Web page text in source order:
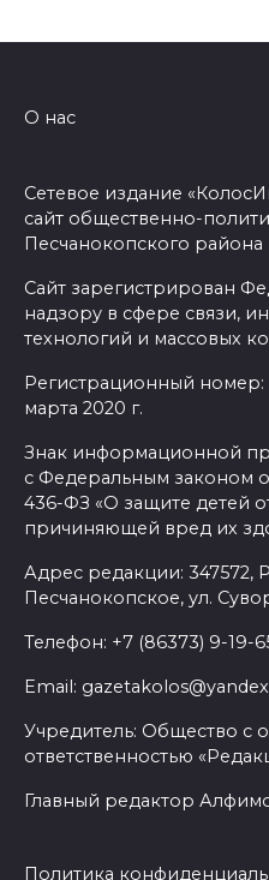
улицах
2000 жителей
осваивают
07 августа 2026
Бесплатные
тысяч детей: в
области
07 августа 2026
Судьба
в донской
07 августа 2026
«Метеор»
07 августа 2026
Меры
07 августа 2026
На Дону
О нас
Сетевое издание
сайт общественно-
Песчанокопского района
Сайт зарегистрирован
надзору в сфере связи,
технологий и массовых
Регистрационный
марта 2020 г.
Знак информационной
с Федеральным законом
436-ФЗ «О защите детей
причиняющей вред их
Адрес редакции: 347572,
Песчанокопское, ул.
Телефон: +7 (86373) 9-19-
Email:
Учредитель: Общество с
ответственностью
Главный редактор
Политика